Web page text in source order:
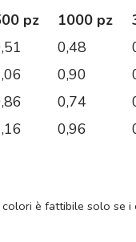
pz 1000 pz
0,48
0,90
0,74
0,96
è fattibile solo se